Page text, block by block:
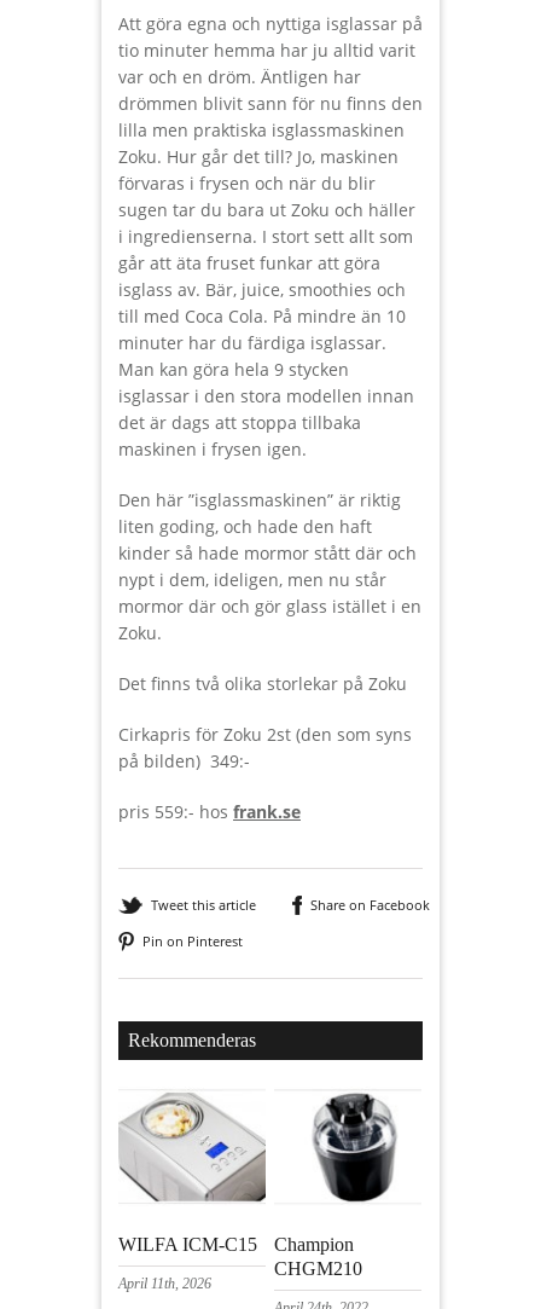
Att göra egna och nyttiga isglassar på
tio minuter hemma har ju alltid varit
var och en dröm. Äntligen har
drömmen blivit sann för nu finns den
lilla men praktiska isglassmaskinen
Zoku. Hur går det till? Jo, maskinen
förvaras i frysen och när du blir
sugen tar du bara ut Zoku och häller
i ingredienserna. I stort sett allt som
går att äta fruset funkar att göra
isglass av. Bär, juice, smoothies och
till med Coca Cola. På mindre än 10
minuter har du färdiga isglassar.
Man kan göra hela 9 stycken
isglassar i den stora modellen innan
det är dags att stoppa tillbaka
maskinen i frysen igen.
Den här ”isglassmaskinen” är riktig
liten goding, och hade den haft
kinder så hade mormor stått där och
nypt i dem, ideligen, men nu står
mormor där och gör glass istället i en
Zoku.
Det finns två olika storlekar på Zoku
Cirkapris för Zoku 2st (den som syns
på bilden) 349:-
pris 559:- hos frank.se
Tweet this article
Share on Facebook
Pin on Pinterest
Rekommenderas
WILFA ICM-C15
April 11th, 2026
Champion
CHGM210